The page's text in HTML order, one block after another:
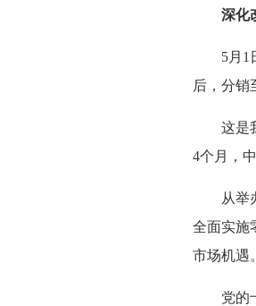
深化
5月1
后，分销
这是
4个月，
从举
全面实施
市场机遇
党的